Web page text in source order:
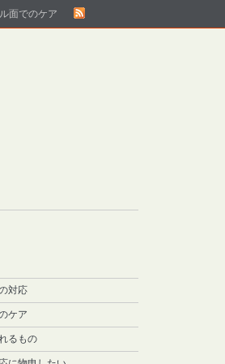
面でのケア
対応
ケア
るもの